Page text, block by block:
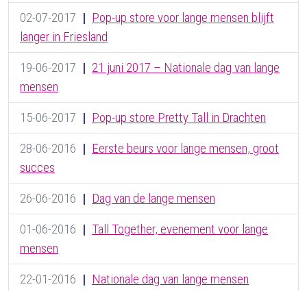
02-07-2017 | Pop-up store voor lange mensen blijft
langer in Friesland
19-06-2017 | 21 juni 2017 – Nationale dag van lange
mensen
15-06-2017 | Pop-up store Pretty Tall in Drachten
28-06-2016 | Eerste beurs voor lange mensen, groot
succes
26-06-2016 | Dag van de lange mensen
01-06-2016 | Tall Together, evenement voor lange
mensen
22-01-2016 | Nationale dag van lange mensen